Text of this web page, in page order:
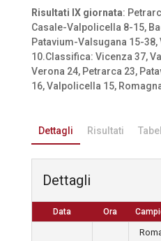
Risultati IX giornata:
Casale-Valpolicella 8-15,
Patavium-Valsugana 15-
10.Classifica: Vicenza 37,
Verona 24, Petrarca 23,
16, Valpolicella 15,
Dettagli Risultati
Dettagli
Data Ora